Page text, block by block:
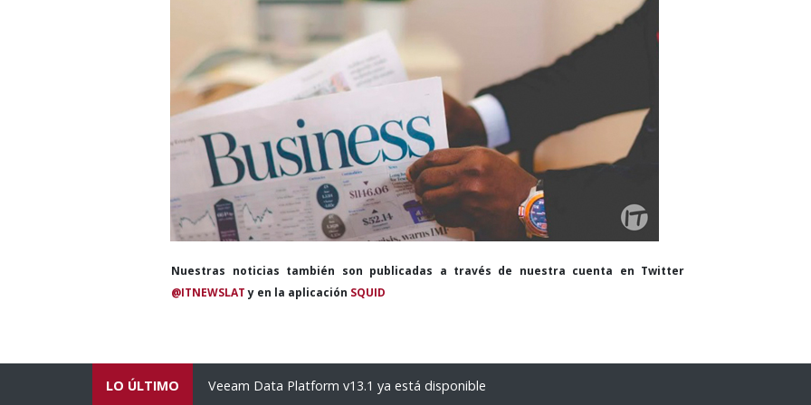
Nuestras noticias también son publicadas a través de nuestra cuenta en Twitter
@ITNEWSLATy en la aplicación SQUID
LO ÚLTIMO
de América Latina Veeam Data Platform v13.1 ya está disponible Empresas